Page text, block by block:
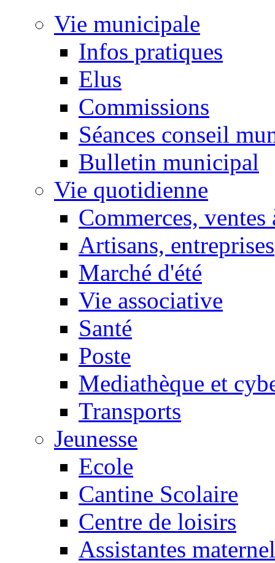
Vie municipale
Infos pratiques
Elus
Commissions
Séances conseil
Bulletin municipal
Vie quotidienne
Commerces, ventes
Artisans, entreprises
Marché d'été
Vie associative
Santé
Poste
Mediathèque et
Transports
Jeunesse
Ecole
Cantine Scolaire
Centre de loisirs
Assistantes